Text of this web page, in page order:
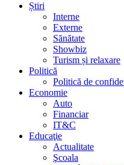
Știri
Interne
Externe
Sănătate
Showbiz
Turism și relaxare
Politică
Politică de
Economie
Auto
Financiar
IT&C
Educaţie
Actualitate
Şcoala